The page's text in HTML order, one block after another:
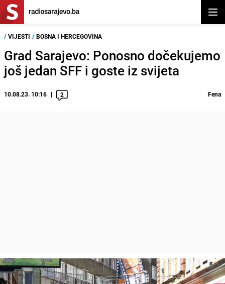
/ VIJESTI / BOSNA I HERCEGOVINA
Grad Sarajevo: Ponosno dočekujemo
još jedan SFF i goste iz svijeta
10.08.23. 10:16 2 Fena